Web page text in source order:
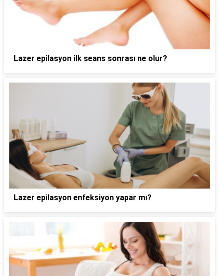
Lazer epilasyon ilk seans sonrası ne olur?
Lazer epilasyon enfeksiyon yapar mı?